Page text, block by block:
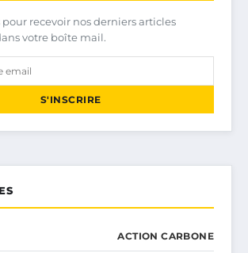
pour recevoir nos derniers articles
votre boîte mail.
S'INSCRIRE
ACTION CARBONE